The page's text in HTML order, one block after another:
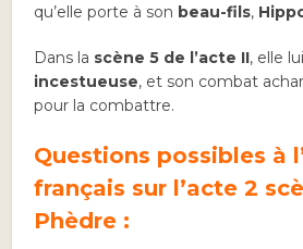
qu’elle porte à son beau-fils,
Dans la scène 5 de l’acte II, elle lui
incestueuse, et son combat
pour la combattre.
Questions possibles à
français sur l’acte 2
Phèdre :